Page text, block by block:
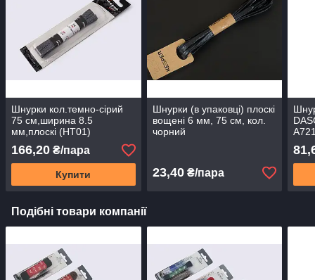
Шнурки кол.темно-сірий
75 см,ширина 8.5
мм,плоскі (HT01)
(15)Tarrago
166,20 ₴/пара
Купити
Шнурки (в упаковці) плоскі
вощені 6 мм, 75 см, кол.
чорний
23,40₴/пара
Подібні товари компанії